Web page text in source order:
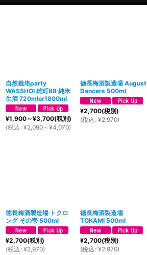
自然栽培party
WASSHOI 雄町88 純米
生酒 720mlor1800ml
¥1,900～¥3,700(税別)
(税込 : ¥2,090～¥4,070)
徳長梅酒製造場 August
Dancers 500ml
¥2,700(税別)
(税込 : ¥2,970)
徳長梅酒製造場 トクロ
ング その壱 500ml
¥2,700(税別)
(税込 : ¥2,970)
徳長梅酒製造場
TOKAMI 500ml
¥2,700(税別)
(税込 : ¥2,970)